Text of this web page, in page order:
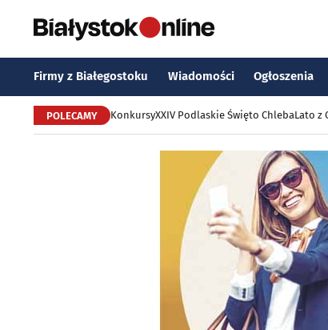
Firmy z Białegostoku Wiadomości Ogłoszenia
POLECAMY KonkursyXXIV Podlaskie Święto ChlebaLato z